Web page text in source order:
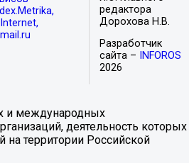
редактора
Дорохова Н.В.
Разработчик
сайта –
INFOROS
2026
и международных
деятельность которых
на территории Российской